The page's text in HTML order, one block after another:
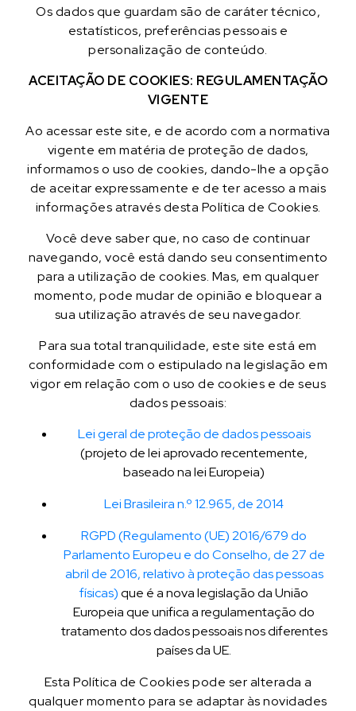
Os dados que guardam são de caráter técnico,
estatísticos, preferências pessoais e
personalização de conteúdo.
ACEITAÇÃO DE COOKIES: REGULAMENTAÇÃO
VIGENTE
Ao acessar este site, e de acordo com a normativa
vigente em matéria de proteção de dados,
informamos o uso de cookies, dando-lhe a opção
de aceitar expressamente e de ter acesso a mais
informações através desta Política de Cookies.
Você deve saber que, no caso de continuar
navegando, você está dando seu consentimento
para a utilização de cookies. Mas, em qualquer
momento, pode mudar de opinião e bloquear a
sua utilização através de seu navegador.
Para sua total tranquilidade, este site está em
conformidade com o estipulado na legislação em
vigor em relação com o uso de cookies e de seus
dados pessoais:
Lei geral de proteção de dados pessoais
(projeto de lei aprovado recentemente,
baseado na lei Europeia)
Lei Brasileira n.º 12.965, de 2014
RGPD (Regulamento (UE) 2016/679 do
Parlamento Europeu e do Conselho, de 27 de
abril de 2016, relativo à proteção das pessoas
físicas)que é a nova legislação da União
Europeia que unifica a regulamentação do
tratamento dos dados pessoais nos diferentes
países da UE.
Esta Política de Cookies pode ser alterada a
qualquer momento para se adaptar às novidades